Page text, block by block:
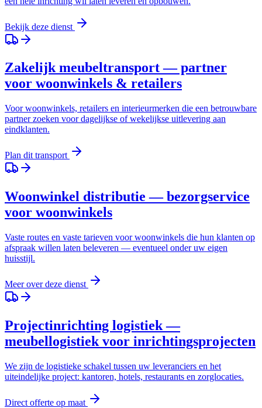
Bekijk deze dienst
Zakelijk meubeltransport — partner
voor woonwinkels & retailers
Voor woonwinkels, retailers en interieurmerken die een betrouwbare
partner zoeken voor dagelijkse of wekelijkse uitlevering aan
eindklanten.
Plan dit transport
Woonwinkel distributie — bezorgservice
voor woonwinkels
Vaste routes en vaste tarieven voor woonwinkels die hun klanten op
afspraak willen laten beleveren — eventueel onder uw eigen
huisstijl.
Meer over deze dienst
Projectinrichting logistiek —
meubellogistiek voor inrichtingsprojecten
We zijn de logistieke schakel tussen uw leveranciers en het
uiteindelijke project: kantoren, hotels, restaurants en zorglocaties.
Direct offerte op maat